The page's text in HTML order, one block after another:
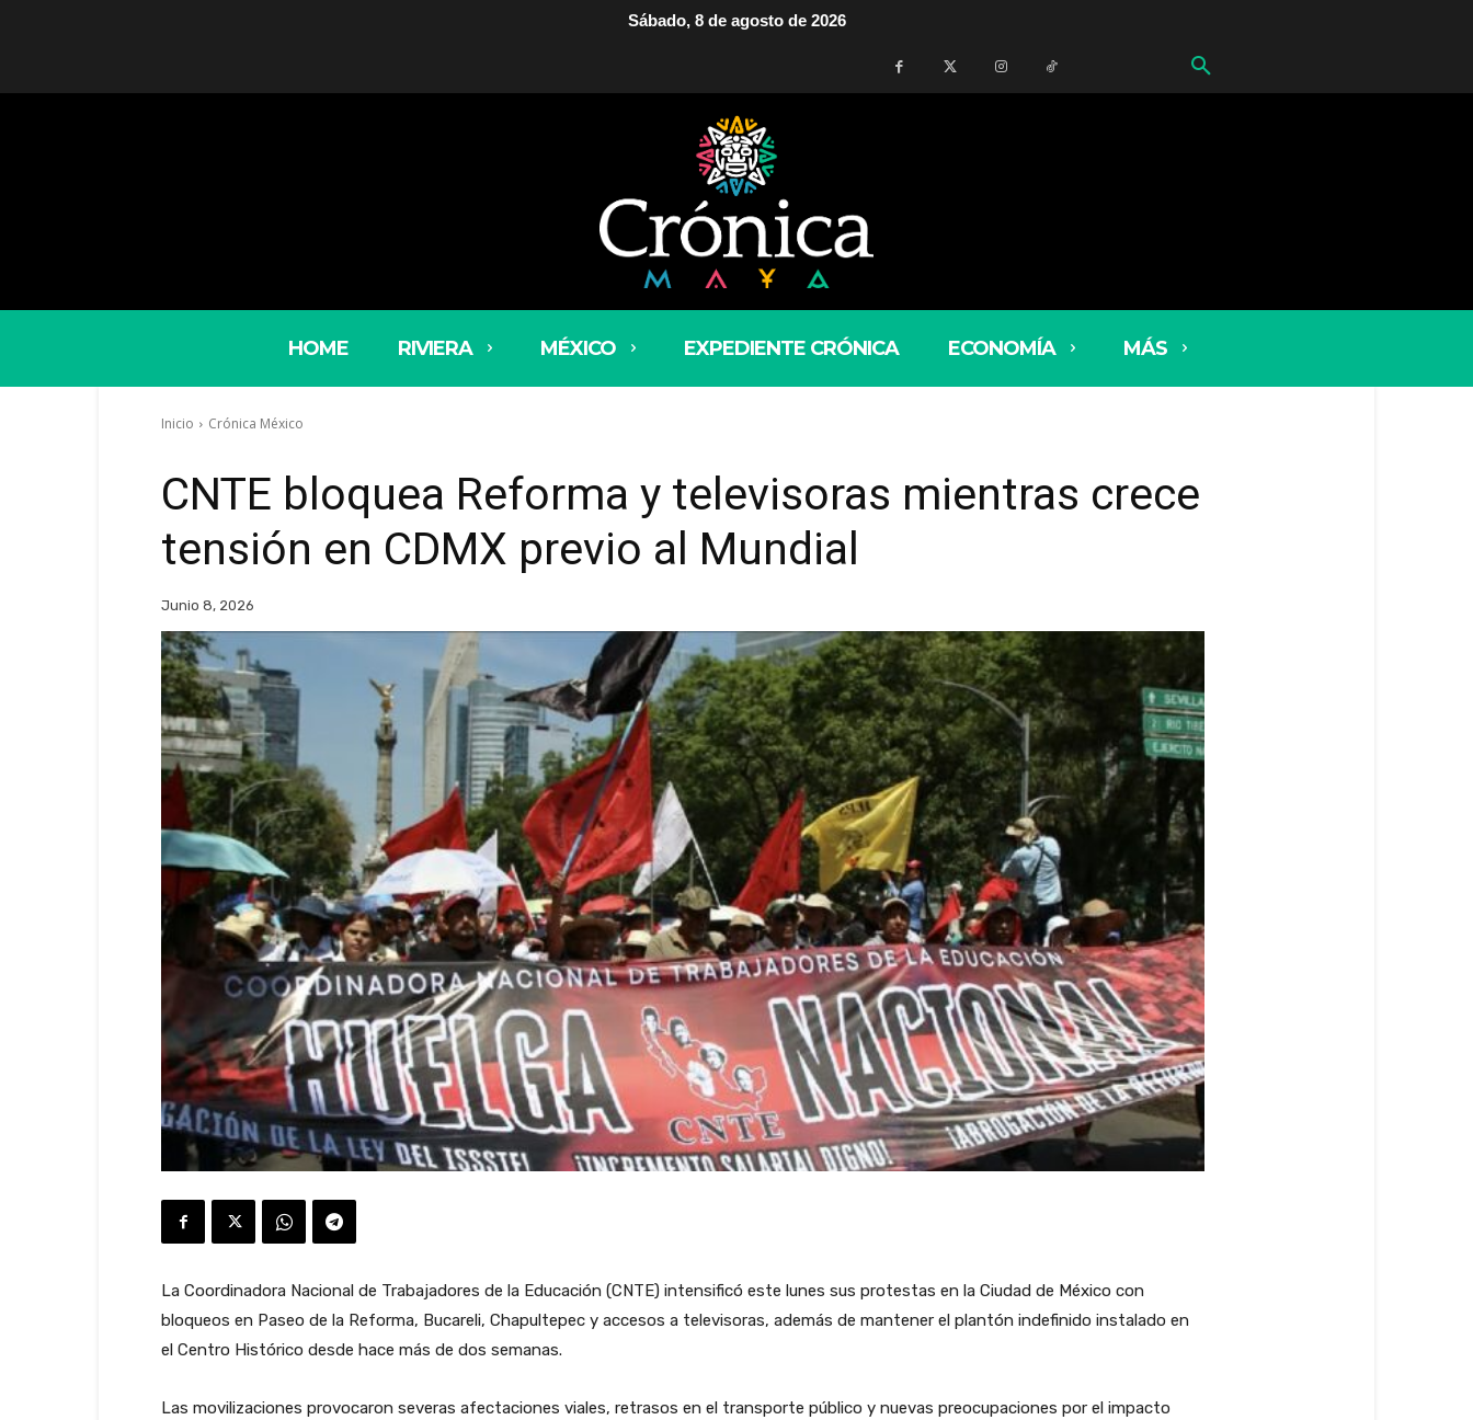
Sábado, 8 de agosto de 2026
HOME RIVIERA MÉXICO EXPEDIENTE CRÓNICA ECONOMÍA MÁS
Inicio Crónica México
CNTE bloquea Reforma y televisoras mientras crece
tensión en CDMX previo al Mundial
Junio 8, 2026
La Coordinadora Nacional de Trabajadores de la Educación (CNTE) intensificó este lunes sus protestas en la Ciudad de México con
bloqueos en Paseo de la Reforma, Bucareli, Chapultepec y accesos a televisoras, además de mantener el plantón indefinido instalado en
el Centro Histórico desde hace más de dos semanas.
Las movilizaciones provocaron severas afectaciones viales, retrasos en el transporte público y nuevas preocupaciones por el impacto